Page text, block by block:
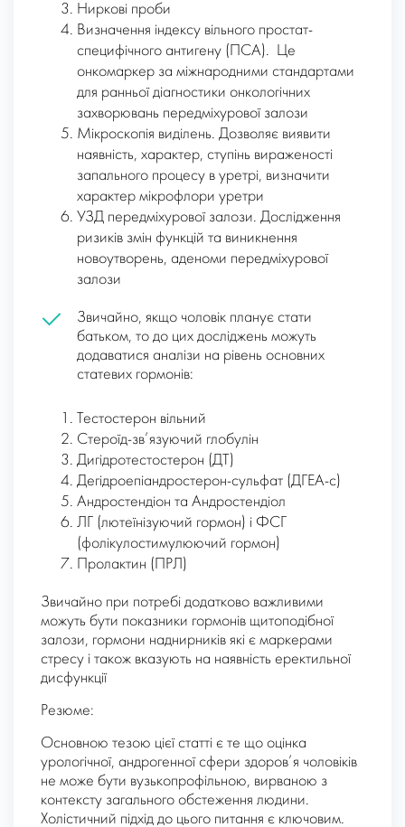
Ниркові проби
Визначення індексу вільного простат-
специфічного антигену (ПСА). Це
онкомаркер за міжнародними стандартами
для ранньої діагностики онкологічних
захворювань передміхурової залози
Мікроскопія виділень. Дозволяє виявити
наявність, характер, ступінь вираженості
запального процесу в уретрі, визначити
характер мікрофлори уретри
УЗД передміхурової залози. Дослідження
ризиків змін функцій та виникнення
новоутворень, аденоми передміхурової
залози
Звичайно, якщо чоловік планує стати
батьком, то до цих досліджень можуть
додаватися аналізи на рівень основних
статевих гормонів:
Тестостерон вільний
Стероїд-зв’язуючий глобулін
Дигідротестостерон (ДТ)
Дегідроепіандростерон-сульфат (ДГЕА-с)
Андростендіон та Андростендіол
ЛГ (лютеїнізуючий гормон) і ФСГ
(фолікулостимулюючий гормон)
Пролактин (ПРЛ)
Звичайно при потребі додатково важливими
можуть бути показники гормонів щитоподібної
залози, гормони наднирників які є маркерами
стресу і також вказують на наявність еректильної
дисфункції
Резюме:
Основною тезою цієї статті є те що оцінка
урологічної, андрогенної сфери здоров’я чоловіків
не може бути вузькопрофільною, вирваною з
контексту загального обстеження людини.
Холістичний підхід до цього питання є ключовим.